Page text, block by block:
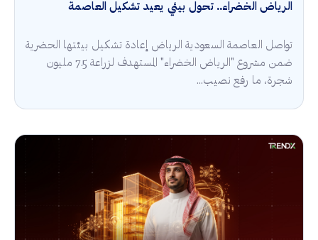
الرياض الخضراء.. تحول بيئي يعيد تشكيل العاصمة
تواصل العاصمة السعودية الرياض إعادة تشكيل بيئتها الحضرية
ضمن مشروع "الرياض الخضراء" المستهدف لزراعة 7.5 مليون
شجرة، ما رفع نصيب...